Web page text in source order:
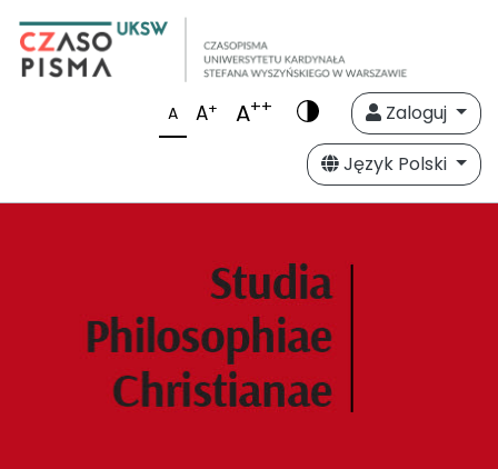
A A+ A++
Zaloguj
Język Polski